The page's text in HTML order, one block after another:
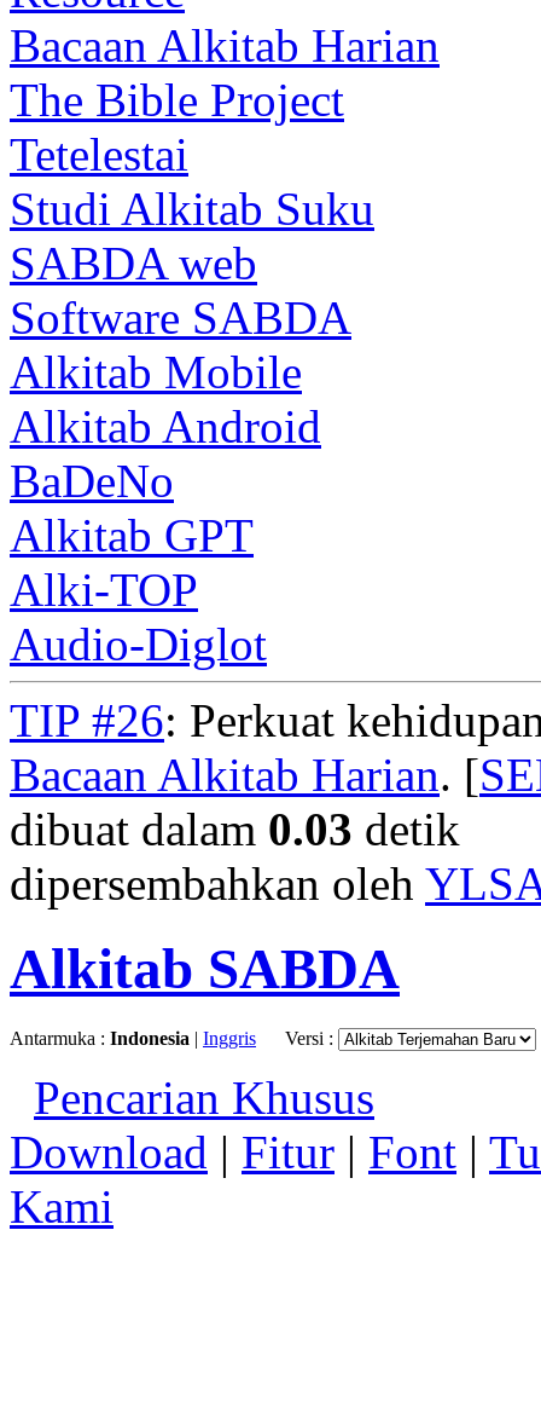
Bacaan Alkitab Harian
The Bible Project
Tetelestai
Studi Alkitab Suku
SABDA web
Software SABDA
Alkitab Mobile
Alkitab Android
BaDeNo
Alkitab GPT
Alki-TOP
Audio-Diglot
TIP #26: Perkuat
Bacaan Alkitab Harian. [
dibuat dalam 0.03 detik
dipersembahkan oleh
Alkitab SABDA
Antarmuka : Indonesia | Inggris Versi :
Pencarian Khusus
Download | Fitur | Font |
Kami